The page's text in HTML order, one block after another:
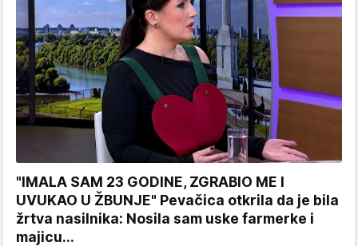
"IMALA SAM 23 GODINE, ZGRABIO ME I
UVUKAO U ŽBUNJE" Pevačica otkrila da je bila
žrtva nasilnika: Nosila sam uske farmerke i
majicu...